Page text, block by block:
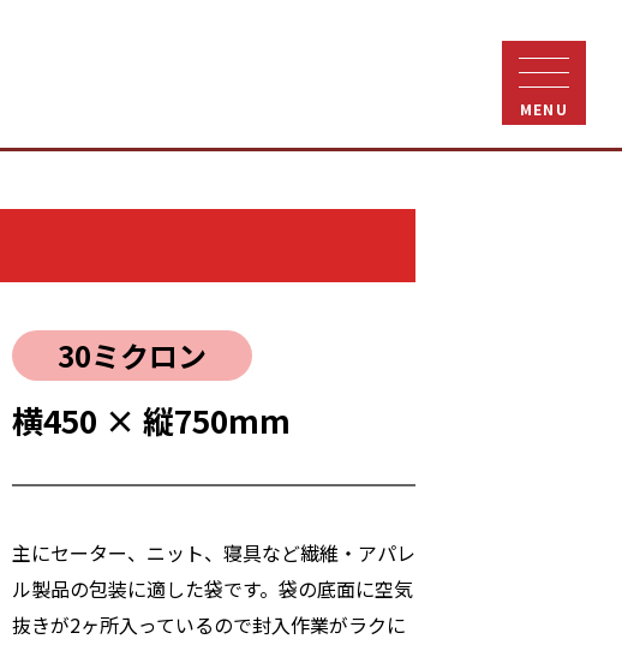
MENU
30ミクロン
横450 × 縦750mm
主にセーター、ニット、寝具など繊維・アパレ
ル製品の包装に適した袋です。袋の底面に空気
抜きが2ヶ所入っているので封入作業がラクに